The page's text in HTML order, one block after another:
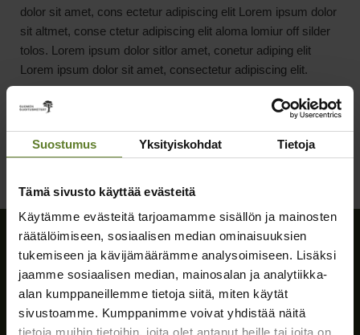
Suostumus Yksityiskohdat Tietoja
Tämä sivusto käyttää evästeitä
Käytämme evästeitä tarjoamamme sisällön ja mainosten
räätälöimiseen, sosiaalisen median ominaisuuksien
tukemiseen ja kävijämäärämme analysoimiseen. Lisäksi
jaamme sosiaalisen median, mainosalan ja analytiikka-
alan kumppaneillemme tietoja siitä, miten käytät
sivustoamme. Kumppanimme voivat yhdistää näitä
tietoja muihin tietoihin, joita olet antanut heille tai joita on
dolor sit amet, cons ectetur adipiscing elit Lorem ipsum dolor
sit altmet, conse ctetur adipiscing elit aloma lomiur off silder
tolos. Lorem ipsum dolor sitlor amet, conetur adiping elit
Lorem ipsum dolor sit amet, consectetur adipiscing elit.